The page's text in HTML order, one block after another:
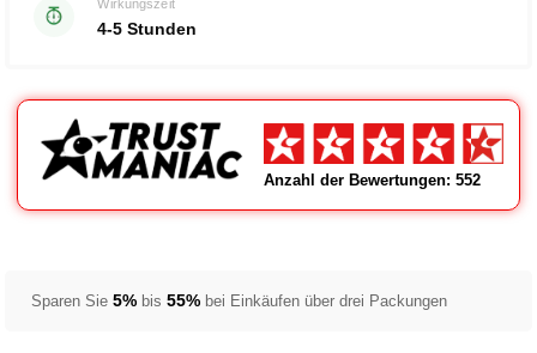
Wirkungszeit
4-5 Stunden
Anzahl der Bewertungen: 552
Sparen Sie5% bis55% bei Einkäufen über drei Packungen